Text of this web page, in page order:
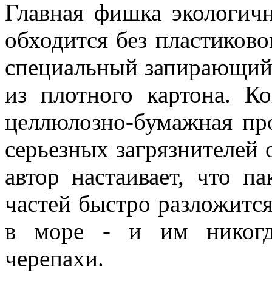
Главная фишка
обходится без
специальный
из плотного картона.
целлюлозно-бумажная
серьезных
автор настаивает, что
частей быстро
в море - и им
черепахи.